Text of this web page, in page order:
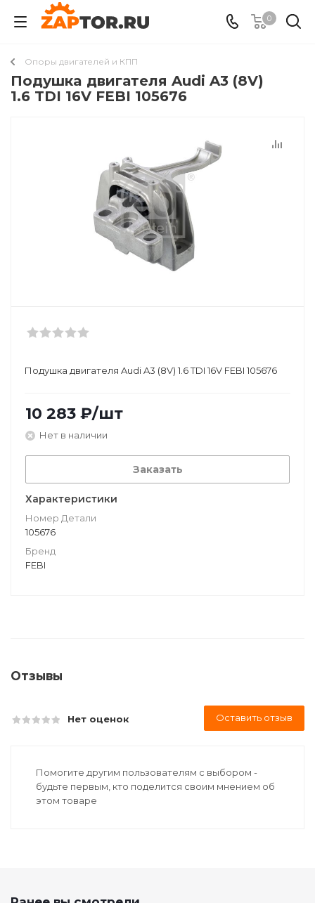
0
Опоры двигателей и КПП
Подушкa двигателя Audi A3 (8V)
1.6 TDI 16V FEBI 105676
Подушкa двигателя Audi A3 (8V) 1.6 TDI 16V FEBI 105676
10 283 ₽/шт
Нет в наличии
Заказать
Характеристики
Номер Детали
105676
Бренд
FEBI
Отзывы
Нет оценок Оставить отзыв
Помогите другим пользователям с выбором -
будьте первым, кто поделится своим мнением об
этом товаре